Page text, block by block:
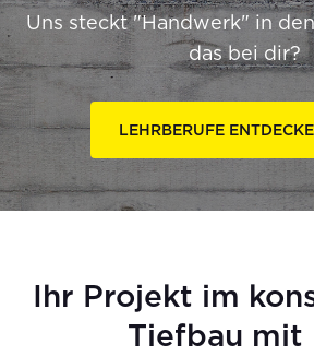
Uns steckt "Handwerk" in
das bei dir?
LEHRBERUFE
Ihr Projekt im
Tiefbau mit